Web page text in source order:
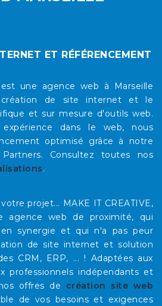
ET RÉFÉRENCEMENT
est une agence web à Marseille
création de site internet et le
et sur mesure d'outils web.
dans le web, nous
optimisé grâce à notre
Consultez toutes nos
.
projet... MAKE IT CREATIVE,
agence web de proximité, qui
synergie et qui n'a pas peur
de site internet et solution
CRM, ERP, ... ! Adaptées aux
professionnels indépendants et
offres de création site web
de vos besoins et exigences